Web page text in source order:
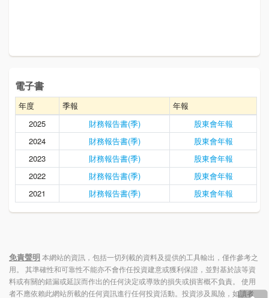
電子書
年度 季報
年報
2025
財務報告書(季)
股東會年報
2024
財務報告書(季)
股東會年報
2023
財務報告書(季)
股東會年報
2022
財務報告書(季)
股東會年報
2021
財務報告書(季) 股東會年報
免責聲明本網站的資訊，包括一切列載的資料及提供的工具輸出，僅作參考之
用。 其準確性和可靠性不能亦不會作任投資建意或獲利保證，並對基於該等資
料或有關的錯漏或延誤而作出的任何決定或導致的損失或損害概不負責。 使用
者不應依賴此網站所載的任何資訊進行任何投資活動。投資涉及風險，如讀者